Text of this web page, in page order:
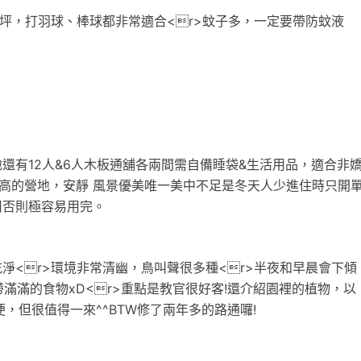
，打羽球、棒球都非常適合<r>蚊子多，一定要帶防蚊液
有12人&6人木板通舖各兩間需自備睡袋&生活用品，適合非
的營地，安靜 風景優美唯一美中不足是冬天人少進住時只開
則極容易用完。
<r>環境非常清幽，鳥叫聲很多種<r>半夜和早晨會下傾
滿的食物xD<r>重點是教官很好客!還介紹園裡的植物，以
但很值得一來^^BTW修了兩年多的路通囉!